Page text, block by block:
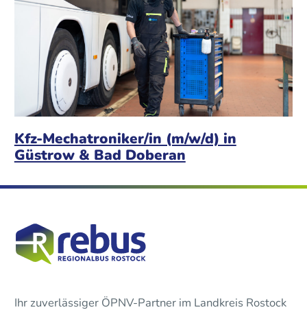
Kfz-Mechatroniker/in (m/w/d) in
Güstrow & Bad Doberan
Ihr zuverlässiger ÖPNV-Partner im Landkreis Rostock